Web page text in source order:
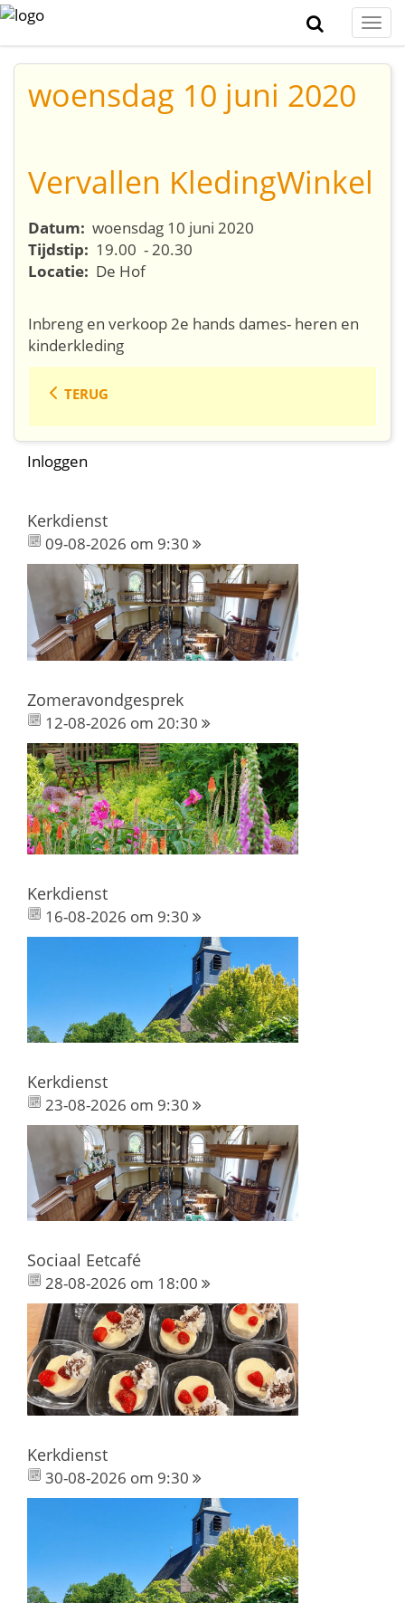
woensdag 10 juni 2020
Vervallen KledingWinkel
Datum: woensdag 10 juni 2020
Tijdstip: 19.00 - 20.30
Locatie: De Hof
Inbreng en verkoop 2e hands dames- heren en
kinderkleding
TERUG
Inloggen
Kerkdienst
09-08-2026 om 9:30
Zomeravondgesprek
12-08-2026 om 20:30
Kerkdienst
16-08-2026 om 9:30
Kerkdienst
23-08-2026 om 9:30
Sociaal Eetcafé
28-08-2026 om 18:00
Kerkdienst
30-08-2026 om 9:30